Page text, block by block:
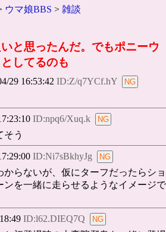
ウマ娘BBS > 雑談
と思ったんだ。でもポニーウ
してるのも
29 16:53:42 ID:Z/q7YCf.hY
ID:npq6/Xuq.k
そう
ID:Ni7sBkhyJg
らないが、仮にターフだったらショ
ンを一緒に走らせるようなイメージで
ID:l62.DIEQ7Q